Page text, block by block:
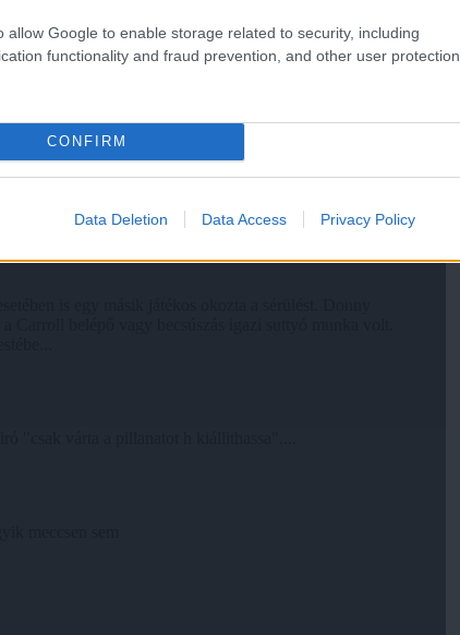
allow Google to enable storage related to security, including
functionality and fraud prevention, and other user protection.
CONFIRM
Data Deletion Data Access Privacy Policy